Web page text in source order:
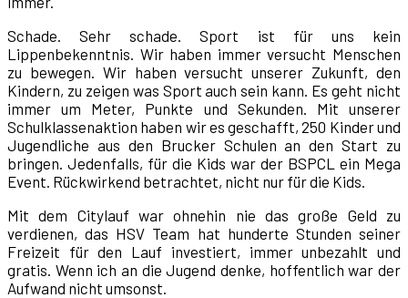
Schade. Sehr schade. Sport ist für uns kein
Lippenbekenntnis. Wir haben immer versucht Menschen
zu bewegen. Wir haben versucht unserer Zukunft, den
Kindern, zu zeigen was Sport auch sein kann. Es geht nicht
immer um Meter, Punkte und Sekunden. Mit unserer
Schulklassenaktion haben wir es geschafft, 250 Kinder und
Jugendliche aus den Brucker Schulen an den Start zu
bringen. Jedenfalls, für die Kids war der BSPCL ein Mega
Event. Rückwirkend betrachtet, nicht nur für die Kids.
Mit dem Citylauf war ohnehin nie das große Geld zu
verdienen, das HSV Team hat hunderte Stunden seiner
Freizeit für den Lauf investiert, immer unbezahlt und
gratis. Wenn ich an die Jugend denke, hoffentlich war der
Aufwand nicht umsonst.